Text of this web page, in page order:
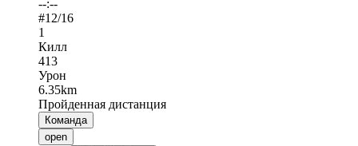
--:--
#12/16
1
Килл
413
Урон
6.35km
Пройденная дистанция
Команда
open